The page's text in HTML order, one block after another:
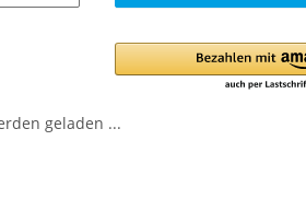
geladen ...